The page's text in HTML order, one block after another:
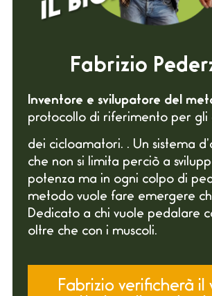
Fabrizio
Inventore e svilupatore del
protocollo di riferimento per gli
dei cicloamatori. . Un sistema
che non si limita perciò a
potenza ma in ogni colpo di
metodo vuole fare emergere
Dedicato a chi vuole pedalare
oltre che con i muscoli.
Fabrizio verificherà il